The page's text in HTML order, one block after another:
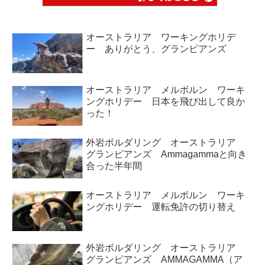
オーストラリア ワーキングホリデ
ー ありがとう、グランピアンズ
オーストラリア メルボルン ワーキ
ングホリデー 日本を飛び出して良か
った！
外岩ボルダリング オーストラリア
グランピアンズ Ammagammaと向き
合った半年間
オーストラリア メルボルン ワーキ
ングホリデー 運転免許の切り替え
外岩ボルダリング オーストラリア
グランピアンズ AMMAGAMMA（ア